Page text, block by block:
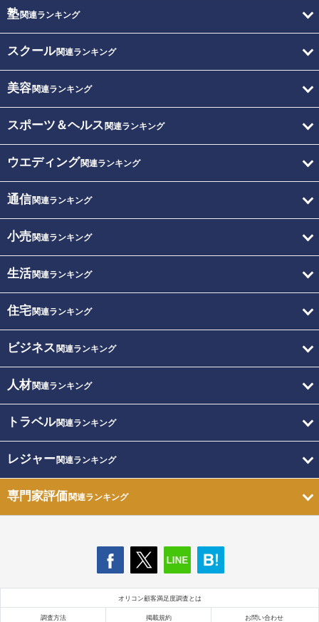
塾関連ランキング
スクール関連ランキング
美容関連ランキング
スポーツ＆ヘルス 関連ランキング
ウエディング関連ランキング
通信関連ランキング
小売関連ランキング
生活関連ランキング
住宅関連ランキング
ビジネス 関連ランキング
人材関連ランキング
トラベル関連ランキング
レジャー関連ランキング
専門家評価関連ランキング
オリコン顧客満足度調査とは
調査方法 掲載規約 お問い合わせ